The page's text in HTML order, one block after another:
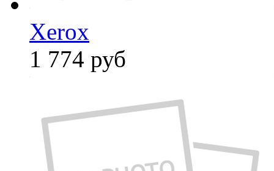
Xerox
1 774 руб